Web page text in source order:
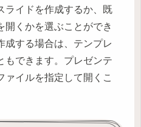
ライドを作成するか、既
開くかを選ぶことができ
成する場合は、テンプレ
もできます。プレゼンテ
ァイルを指定して開くこ